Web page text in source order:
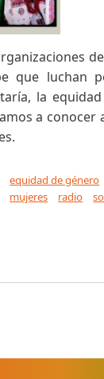
que luchan
la
a conocer
equidad de género
mujeres radio